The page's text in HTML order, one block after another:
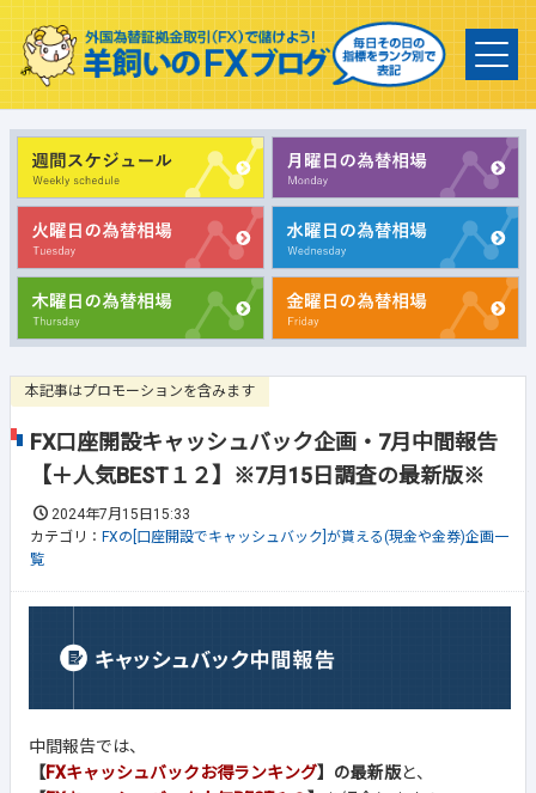
本記事はプロモーションを含みます
FX口座開設キャッシュバック企画・7月中間報告
【＋人気BEST１２】※7月15日調査の最新版※
2024年7月15日15:33
カテゴリ： FXの[口座開設でキャッシュバック]が貰える(現金や金券)企画一
覧
中間報告では、
【FXキャッシュバックお得ランキング】の最新版と、